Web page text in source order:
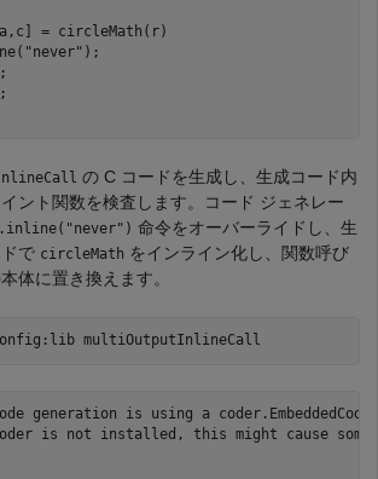
= circleMath(r)
の C コードを生成し、生成コード内
ント関数を検査します。コード ジェネレー
命令をオーバーライドし、生
で circleMath をインライン化し、関数呼び
体に置き換えます。
multiOutputInlineCall
generation is using a
Coder is not installed, this might cause some